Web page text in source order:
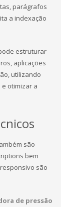
parágrafos
a indexação
estruturar
aplicações
utilizando
otimizar a
são
bem
são
de pressão